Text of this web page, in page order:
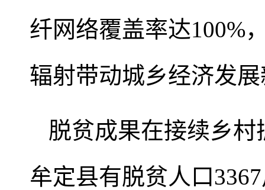
纤网络覆盖率达100%
辐射带动城乡经济发
脱贫成果在接续乡村
牟定县有脱贫人口